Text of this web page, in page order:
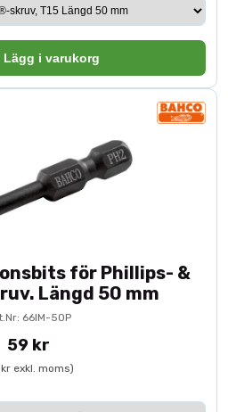
Lägg i varukorg
för Phillips- &
Längd 50 mm
66IM-50P
59 kr
exkl. moms)